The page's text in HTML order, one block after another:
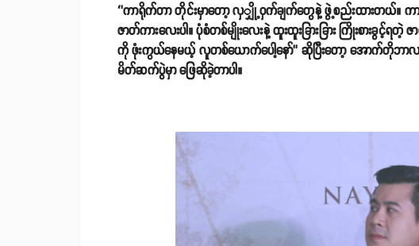
‘’ကာရိုက်တာ တိုင်းမှာတော့ လှျှို့ဝှက်ချက်တွေနဲ့ ဖွဲ့စည်းထားတယ်။ က
ဇာတ်ကားလေးပါ။ ပုံစံတစ်မျိုးလေးနဲ့ ထူးထူးခြားခြား ကြိုးစားခွ
ကို ဖုံးကွယ်နေမယ့် လူတစ်ယောက်ပေါ့နော်’’ ဆိုပြီးတော့ အောက်တိုဘာလ
မိတ်ဆက်ပွဲမှာ ဖြေဆိုခဲ့တာပါ။